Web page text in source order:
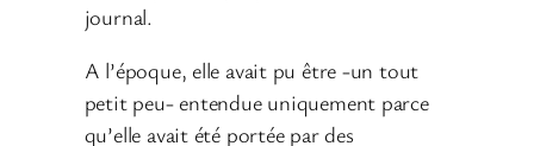
journal.
A l’époque, elle avait pu être -un tout
petit peu- entendue uniquement parce
qu’elle avait été portée par des